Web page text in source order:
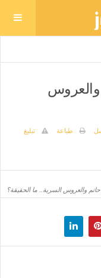
والعروس
طباعة
تبليغ
حاتم والعروس السرية.. ما الحقيقة؟